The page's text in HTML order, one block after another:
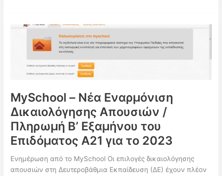
εφαρμογών
Ωρολόγια
Προγράμματα
MySchool – Νέα Εναρμόνιση
Δικαιολόγησης Απουσιών /
Πληρωμή Β’ Εξαμήνου του
Επιδόματος Α21 για το 2023
Ενημέρωση από το MySchool Οι επιλογές δικαιολόγησης
απουσιών στη Δευτεροβάθμια Εκπαίδευση (ΔΕ) έχουν πλέον